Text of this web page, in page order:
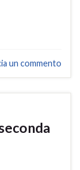
un commento